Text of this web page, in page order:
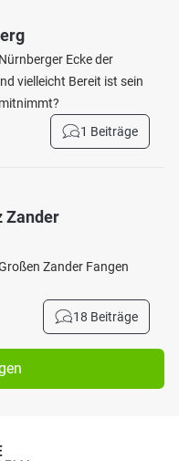
Ecke der
vielleicht Bereit ist sein
1 Beiträge
Zander
Zander Fangen
18 Beiträge